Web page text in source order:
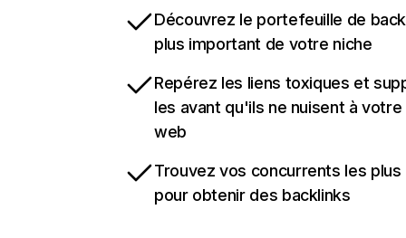
Découvrez le portefeuille de
plus important de votre niche
Repérez les liens toxiques et
les avant qu'ils ne nuisent à
web
Trouvez vos concurrents les
pour obtenir des backlinks